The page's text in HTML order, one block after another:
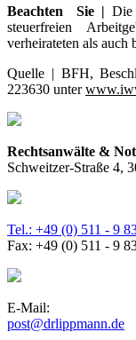
Beachten Sie |
steuerfreien
verheirateten als auch
Quelle | BFH,
223630 unter
Rechtsanwälte &
Schweitzer-Straße 4,
Tel.: +49 (0) 511 - 9
Fax: +49 (0) 511 - 9
E-Mail:
post@drlippmann.de